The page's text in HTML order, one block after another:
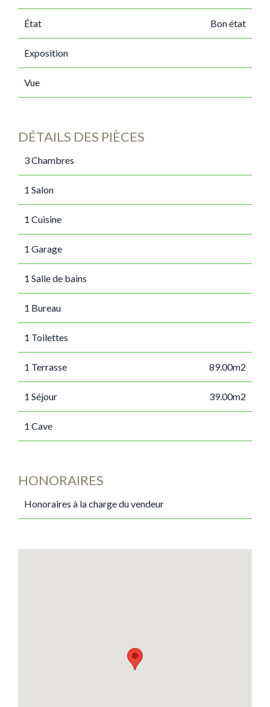
État Bon état
Exposition
Vue
DÉTAILS DES PIÈCES
3 Chambres
1 Salon
1 Cuisine
1 Garage
1 Salle de bains
1 Bureau
1 Toilettes
1 Terrasse 89.00m2
1 Séjour 39.00m2
1 Cave
HONORAIRES
Honoraires à la charge du vendeur